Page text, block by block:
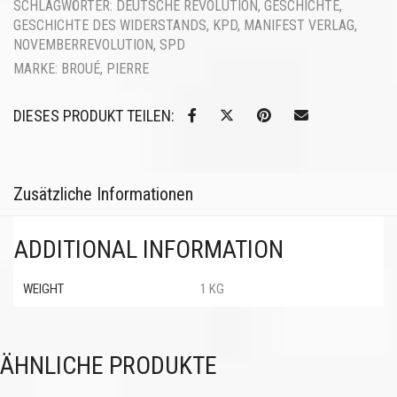
SCHLAGWÖRTER: DEUTSCHE REVOLUTION, GESCHICHTE,
GESCHICHTE DES WIDERSTANDS, KPD, MANIFEST VERLAG,
NOVEMBERREVOLUTION, SPD
MARKE: BROUÉ, PIERRE
DIESES PRODUKT TEILEN:
Zusätzliche Informationen
ADDITIONAL INFORMATION
WEIGHT 1 KG
ÄHNLICHE PRODUKTE